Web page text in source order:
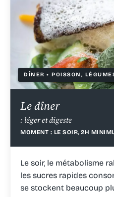
DÎNER • POISSON,
Le dîner
: léger et digeste
MOMENT : LE SOIR, 2H
Le soir, le métabolisme
les sucres rapides
se stockent beaucoup